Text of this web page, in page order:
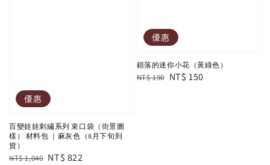
優惠
百變娃娃刺繡系列 束口袋（街景圖
樣） 材料包 ｜麻灰色（8月下旬到
貨）
Regular
NT$ 1,040 Sale
NT$ 822
優惠
錯落的迷你小花（黃綠色）
Regular
NT$ 190 Sale
NT$ 150